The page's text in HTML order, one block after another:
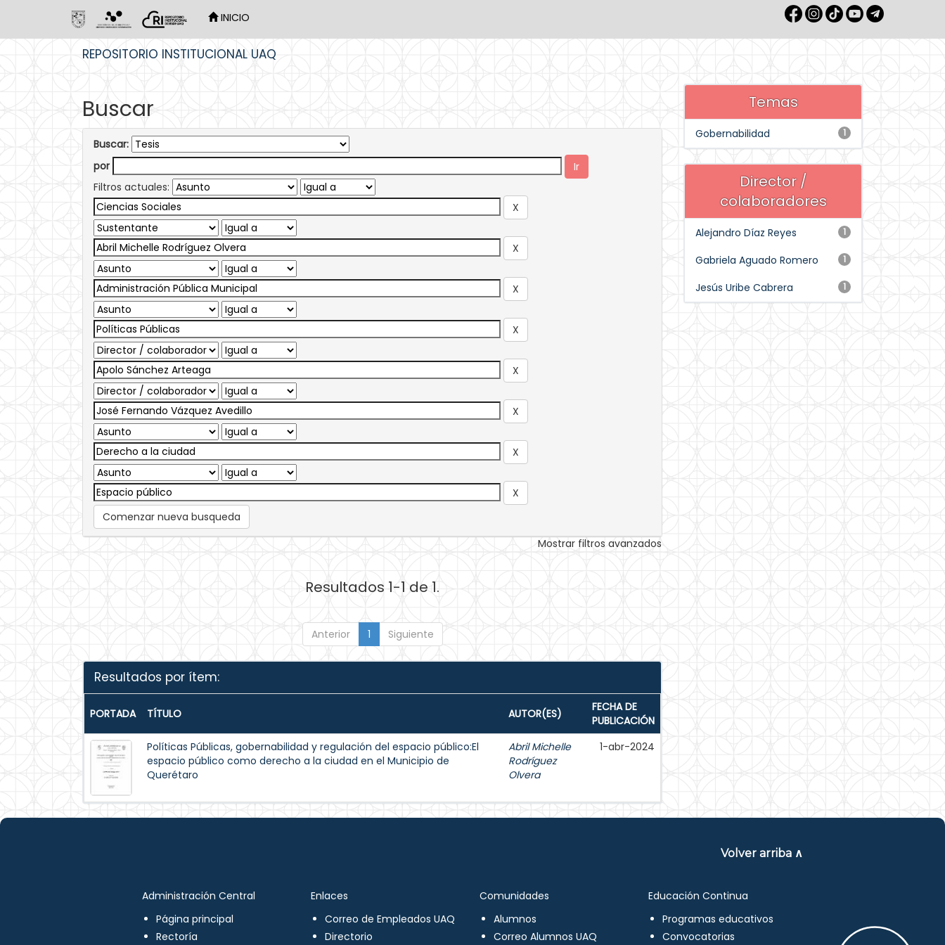
INICIO
REPOSITORIO INSTITUCIONAL UAQ
Buscar
Buscar:
por
Filtros actuales:
Comenzar nueva busqueda
Mostrar filtros avanzados
Resultados 1-1 de 1.
Anterior 1 Siguiente
Resultados por ítem:
PORTADA TÍTULO AUTOR(ES)
FECHA DE
PUBLICACIÓN
Políticas Públicas, gobernabilidad y regulación del espacio público:El
espacio público como derecho a la ciudad en el Municipio de
Querétaro
Abril Michelle
Rodríguez
Olvera
1-abr-2024
Temas
1
Gobernabilidad
Director /
colaboradores
1
Alejandro Díaz Reyes
1
Gabriela Aguado Romero
1
Jesús Uribe Cabrera
Volver arriba ∧
Administración Central
Página principal
Rectoría
Enlaces
Correo de Empleados UAQ
Directorio
Comunidades
Alumnos
Correo Alumnos UAQ
Educación Continua
Programas educativos
Convocatorias